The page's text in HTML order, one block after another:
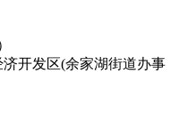
开发区(余家湖街道办事